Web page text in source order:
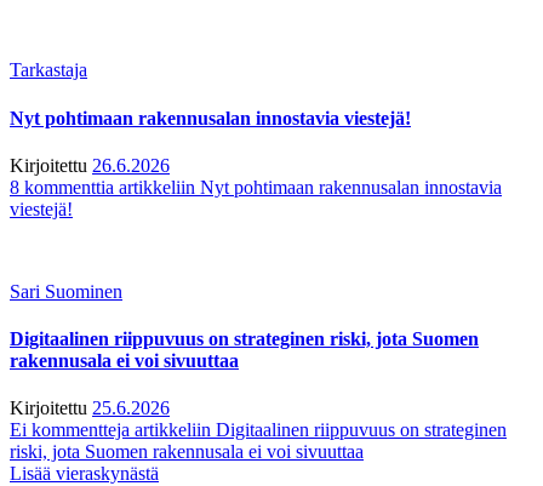
Tarkastaja
Nyt pohtimaan rakennusalan innostavia viestejä!
Kirjoitettu 26.6.2026
8 kommenttia artikkeliin Nyt pohtimaan rakennusalan innostavia
viestejä!
Sari Suominen
Digitaalinen riippuvuus on strateginen riski, jota Suomen
rakennusala ei voi sivuuttaa
Kirjoitettu 25.6.2026
Ei kommentteja artikkeliin Digitaalinen riippuvuus on strateginen
riski, jota Suomen rakennusala ei voi sivuuttaa
Lisää vieraskynästä